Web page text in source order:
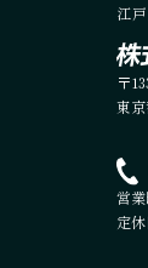
江
〒
東
営
定